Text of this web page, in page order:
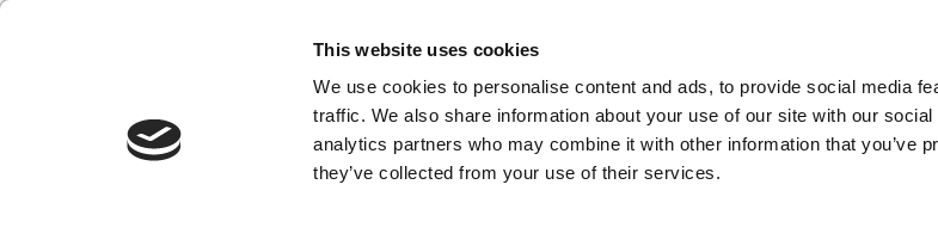
This website uses cookies
We use cookies to personalise content and ads, to provide social media
traffic. We also share information about your use of our site with our
analytics partners who may combine it with other information that you’ve
they’ve collected from your use of their services.
- Allt vad du behöver till ditt kök Sök
Bakredskap Kok- och stekkärl Grillar Köksmaskiner